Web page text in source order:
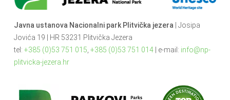
Javna ustanova Nacionalni park Plitvička jezera | Josipa
Jovića 19 | HR 53231 Plitvička Jezera
tel: +385 (0)53 751 015 +385 (0)53 751 014| e-mail: info@np-
plitvicka-jezera.hr